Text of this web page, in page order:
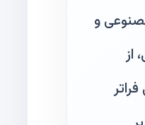
و
از